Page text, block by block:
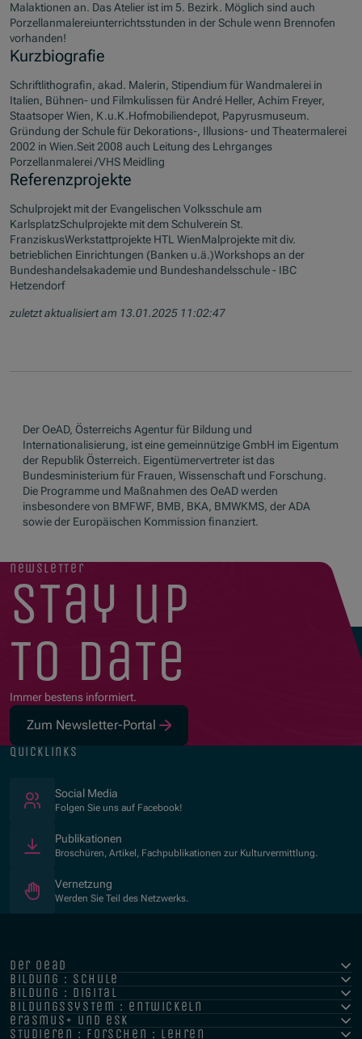
Malaktionen an. Das Atelier ist im 5. Bezirk. Möglich sind auch
Porzellanmalereiunterrichtsstunden in der Schule wenn Brennofen
vorhanden!
Kurzbiografie
Schriftlithografin, akad. Malerin, Stipendium für Wandmalerei in
Italien, Bühnen- und Filmkulissen für André Heller, Achim Freyer,
Staatsoper Wien, K.u.K.Hofmobiliendepot, Papyrusmuseum.
Gründung der Schule für Dekorations-, Illusions- und Theatermalerei
2002 in Wien.Seit 2008 auch Leitung des Lehrganges
Porzellanmalerei /VHS Meidling
Referenzprojekte
Schulprojekt mit der Evangelischen Volksschule am
KarlsplatzSchulprojekte mit dem Schulverein St.
FranziskusWerkstattprojekte HTL WienMalprojekte mit div.
betrieblichen Einrichtungen (Banken u.ä.)Workshops an der
Bundeshandelsakademie und Bundeshandelsschule - IBC
Hetzendorf
zuletzt aktualisiert am 13.01.2025 11:02:47
Der OeAD, Österreichs Agentur für Bildung und
Internationalisierung, ist eine gemeinnützige GmbH im Eigentum
der Republik Österreich. Eigentümervertreter ist das
Bundesministerium für Frauen, Wissenschaft und Forschung.
Die Programme und Maßnahmen des OeAD werden
insbesondere von BMFWF, BMB, BKA, BMWKMS, der ADA
sowie der Europäischen Kommission finanziert.
newsletter
stay up
to date
Immer bestens informiert.
Zum Newsletter-Portal
quicklinks
Social Media
Folgen Sie uns auf Facebook!
Publikationen
Broschüren, Artikel, Fachpublikationen zur Kulturvermittlung.
Vernetzung
Werden Sie Teil des Netzwerks.
der oead
bildung : schule
bildung : digital
bildungssystem : entwickeln
erasmus+ und esk
studieren : forschen : lehren